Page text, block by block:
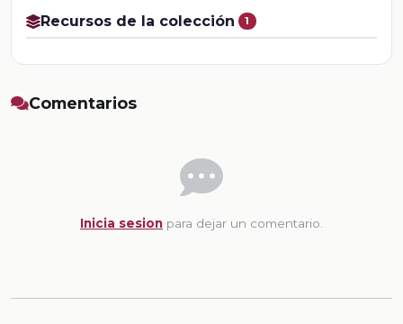
Recursos de la colección 1
Comentarios
Inicia sesion para dejar un comentario.